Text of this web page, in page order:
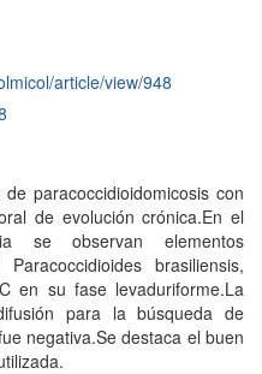
article/view/948
paracoccidioidomicosis con
de evolución crónica.En el
se observan elementos
brasiliensis,
en su fase levaduriforme.La
para la búsqueda de
negativa.Se destaca el buen